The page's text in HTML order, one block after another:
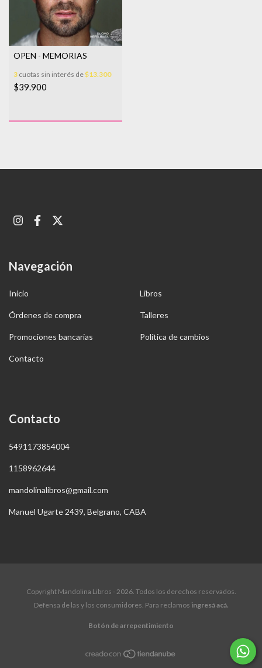
OPEN - MEMORIAS
3 cuotas sin interés de$13.300
$39.900
Navegación
Inicio Libros
Órdenes de compra Talleres
Promociones bancarias Política de cambios
Contacto
Contacto
5491173854004
1158962644
mandolinalibros@gmail.com
Manuel Ugarte 2439, Belgrano, CABA
Copyright Mandolina Libros - 2026. Todos los derechos reservados.
Defensa de las y los consumidores. Para reclamos ingresá acá.
Botón de arrepentimiento